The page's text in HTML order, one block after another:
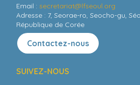
Email : secretariat@lfseoul.org
Adresse : 7, Seorae-ro, Seocho-gu,
République de Corée
Contactez-nous
SUIVEZ-NOUS